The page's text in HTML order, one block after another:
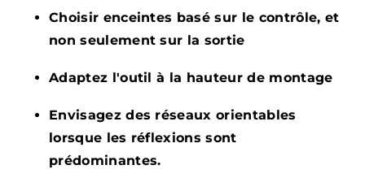
Choisir enceintes basé sur le contrôle, et
non seulement sur la sortie
Adaptez l'outil à la hauteur de montage
Envisagez des réseaux orientables
lorsque les réflexions sont
prédominantes.